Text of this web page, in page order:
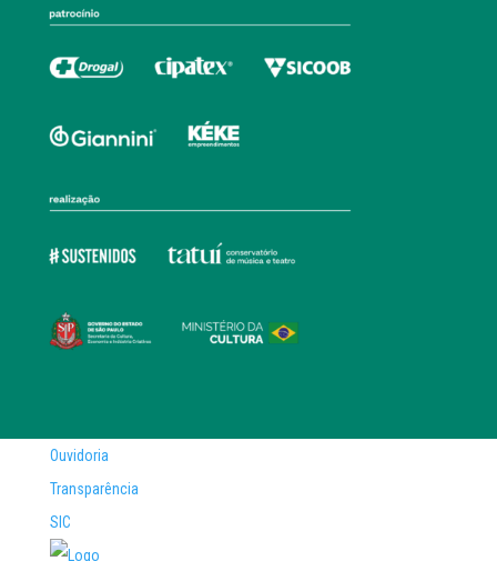
Ouvidoria
Transparência
SIC